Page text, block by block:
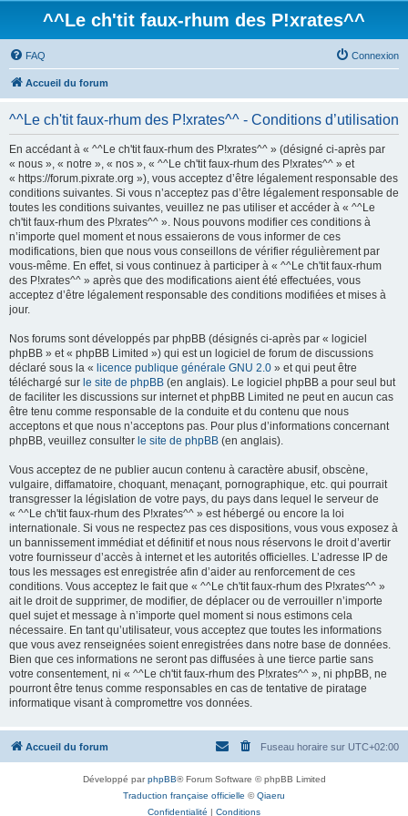
^^Le ch'tit faux-rhum des P!xrates^^
FAQ Connexion
Accueil du forum
^^Le ch'tit faux-rhum des P!xrates^^ - Conditions d’utilisation
En accédant à « ^^Le ch'tit faux-rhum des P!xrates^^ » (désigné ci-après par
« nous », « notre », « nos », « ^^Le ch'tit faux-rhum des P!xrates^^ » et
« https://forum.pixrate.org »), vous acceptez d’être légalement responsable des
conditions suivantes. Si vous n’acceptez pas d’être légalement responsable de
toutes les conditions suivantes, veuillez ne pas utiliser et accéder à « ^^Le
ch'tit faux-rhum des P!xrates^^ ». Nous pouvons modifier ces conditions à
n’importe quel moment et nous essaierons de vous informer de ces
modifications, bien que nous vous conseillons de vérifier régulièrement par
vous-même. En effet, si vous continuez à participer à « ^^Le ch'tit faux-rhum
des P!xrates^^ » après que des modifications aient été effectuées, vous
acceptez d’être légalement responsable des conditions modifiées et mises à
jour.
Nos forums sont développés par phpBB (désignés ci-après par « logiciel
phpBB » et « phpBB Limited ») qui est un logiciel de forum de discussions
déclaré sous la « licence publique générale GNU 2.0 » et qui peut être
téléchargé sur le site de phpBB (en anglais). Le logiciel phpBB a pour seul but
de faciliter les discussions sur internet et phpBB Limited ne peut en aucun cas
être tenu comme responsable de la conduite et du contenu que nous
acceptons et que nous n’acceptons pas. Pour plus d’informations concernant
phpBB, veuillez consulter le site de phpBB (en anglais).
Vous acceptez de ne publier aucun contenu à caractère abusif, obscène,
vulgaire, diffamatoire, choquant, menaçant, pornographique, etc. qui pourrait
transgresser la législation de votre pays, du pays dans lequel le serveur de
« ^^Le ch'tit faux-rhum des P!xrates^^ » est hébergé ou encore la loi
internationale. Si vous ne respectez pas ces dispositions, vous vous exposez à
un bannissement immédiat et définitif et nous nous réservons le droit d’avertir
votre fournisseur d’accès à internet et les autorités officielles. L’adresse IP de
tous les messages est enregistrée afin d’aider au renforcement de ces
conditions. Vous acceptez le fait que « ^^Le ch'tit faux-rhum des P!xrates^^ »
ait le droit de supprimer, de modifier, de déplacer ou de verrouiller n’importe
quel sujet et message à n’importe quel moment si nous estimons cela
nécessaire. En tant qu’utilisateur, vous acceptez que toutes les informations
que vous avez renseignées soient enregistrées dans notre base de données.
Bien que ces informations ne seront pas diffusées à une tierce partie sans
votre consentement, ni « ^^Le ch'tit faux-rhum des P!xrates^^ », ni phpBB, ne
pourront être tenus comme responsables en cas de tentative de piratage
informatique visant à compromettre vos données.
Accueil du forum Fuseau horaire sur UTC+02:00
Développé parphpBB® Forum Software © phpBB Limited
Traduction française officielle ©Qiaeru
Confidentialité | Conditions